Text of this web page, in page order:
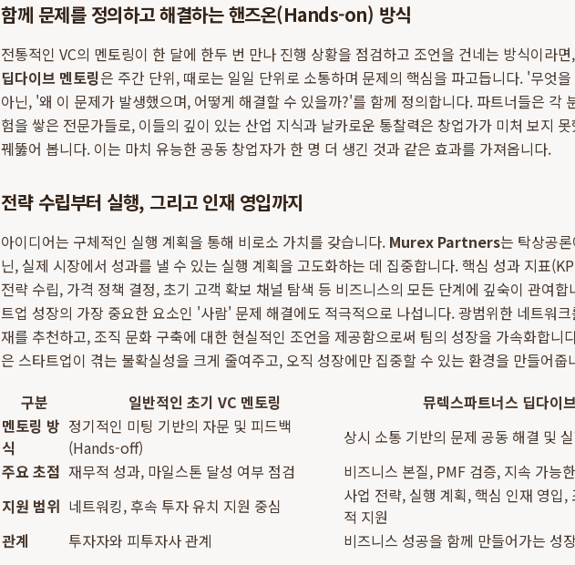
함께 문제를 정의하고 해결하는 핸즈온(Hands-on) 방식
전통적인 VC의 멘토링이 한 달에 한두 번 만나 진행 상황을 점검하고 조언을 건네는 방식이라
딥다이브 멘토링은 주간 단위, 때로는 일일 단위로 소통하며 문제의 핵심을 파고듭니다. '무엇
아닌, '왜 이 문제가 발생했으며, 어떻게 해결할 수 있을까?'를 함께 정의합니다. 파트너들은 각
험을 쌓은 전문가들로, 이들의 깊이 있는 산업 지식과 날카로운 통찰력은 창업가가 미처 보지
꿰뚫어 봅니다. 이는 마치 유능한 공동 창업자가 한 명 더 생긴 것과 같은 효과를 가져옵니다.
전략 수립부터 실행, 그리고 인재 영입까지
아이디어는 구체적인 실행 계획을 통해 비로소 가치를 갖습니다. Murex Partners는 탁상공
닌, 실제 시장에서 성과를 낼 수 있는 실행 계획을 고도화하는 데 집중합니다. 핵심 성과 지표
전략 수립, 가격 정책 결정, 초기 고객 확보 채널 탐색 등 비즈니스의 모든 단계에 깊숙이 관여
트업 성장의 가장 중요한 요소인 '사람' 문제 해결에도 적극적으로 나섭니다. 광범위한 네트워
재를 추천하고, 조직 문화 구축에 대한 현실적인 조언을 제공함으로써 팀의 성장을 가속화합니
은 스타트업이 겪는 불확실성을 크게 줄여주고, 오직 성장에만 집중할 수 있는 환경을 만들어줍
구분
일반적인 초기 VC 멘토링
뮤렉스파트너스 딥다이
멘토링 방
식
정기적인 미팅 기반의 자문 및 피드백
(Hands-off)
상시 소통 기반의 문제 공동 해결 및
주요 초점 재무적 성과, 마일스톤 달성 여부 점검
비즈니스 본질, PMF 검증, 지속 가능
지원 범위 네트워킹, 후속 투자 유치 지원 중심
사업 전략, 실행 계획, 핵심 인재 영입,
적 지원
관계
투자자와 피투자사 관계 비즈니스 성공을 함께 만들어가는 성